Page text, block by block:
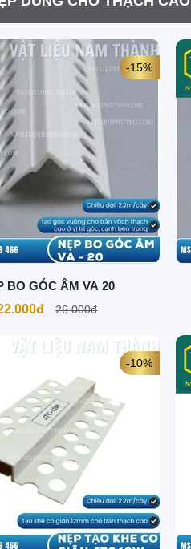
BO GÓC ÂM VA 20
26.000đ
-15%
-10%